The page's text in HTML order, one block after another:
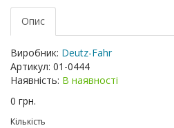
Опис
Виробник: Deutz-Fahr
Артикул: 01-0444
Наявність: В наявності
0 грн.
Кількість